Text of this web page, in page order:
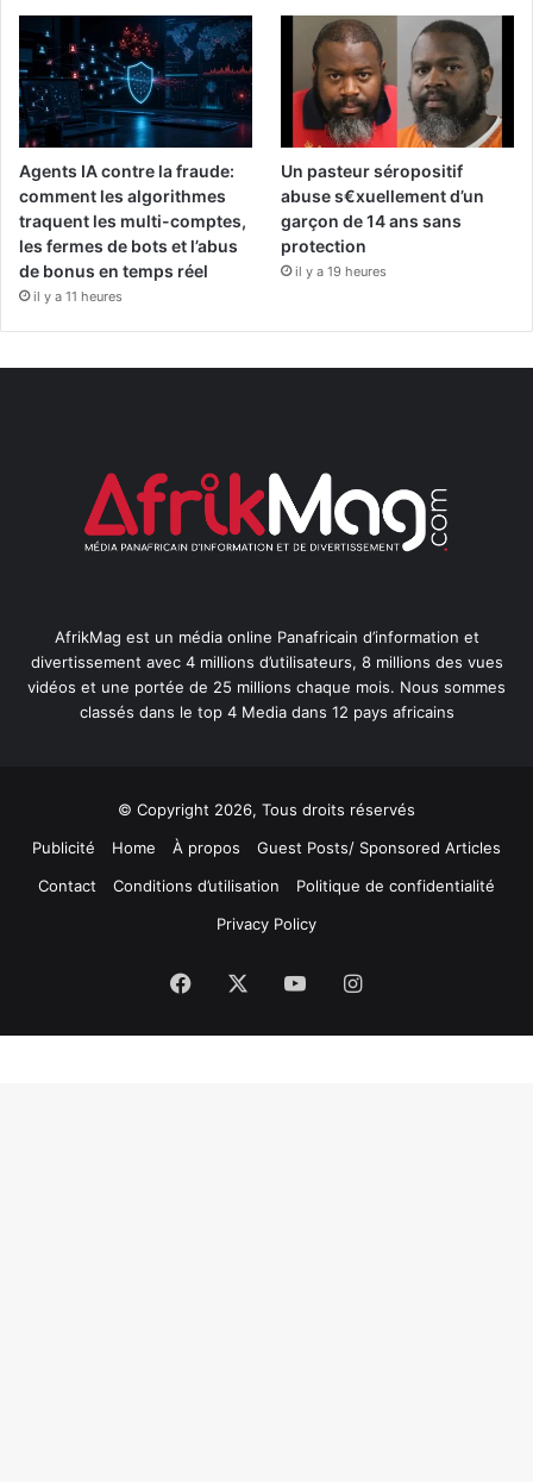
Agents IA contre la fraude:
comment les algorithmes
traquent les multi-comptes,
les fermes de bots et l’abus
de bonus en temps réel
il y a 11 heures
Un pasteur séropositif
abuse s€xuellement d’un
garçon de 14 ans sans
protection
il y a 19 heures
AfrikMag est un média online Panafricain d’information et
divertissement avec 4 millions d’utilisateurs, 8 millions des vues
vidéos et une portée de 25 millions chaque mois. Nous sommes
classés dans le top 4 Media dans 12 pays africains
© Copyright 2026, Tous droits réservés
Publicité
Home À propos
Guest Posts/ Sponsored Articles
Contact
Conditions d’utilisation
Politique de confidentialité
Privacy Policy
Facebook YouTubeInstagram